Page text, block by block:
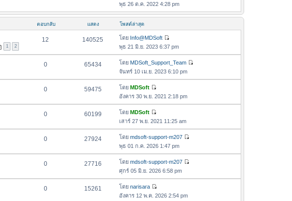
สุ
ว
า
ล่
สุ
ด
ข้
อ
ม
ล่
สุ
พุธ 26 ต.ค. 2022 4:28 pm
ตอบกลับ แสดง โพสต์ล่าสุด
1 2
12 140525 โดย Info@MDSoft
ดู
ข้
อ
ค
ว
ม
ล่
สุ
พุธ 21 มิ.ย. 2023 6:37 pm
0 65434 โดย MDSoft_Support_Team
ข้
ว
ล่
จันทร์ 10 เม.ย. 2023 6:10 pm
0 59475 โดย MDSoft
ดู
ข้
ค
ว
า
ม
ล่
า
สุ
อังคาร 30 พ.ย. 2021 2:18 pm
0 60199 โดย MDSoft
ดู
ข้
อ
ค
ว
า
ม
ล่
สุ
เสาร์ 27 พ.ย. 2021 11:25 am
0 27924 โดย mdsoft-support-m207
ข้
ว
พุธ 01 ก.ค. 2026 1:47 pm
0 27716 โดย mdsoft-support-m207
ข้
ศุกร์ 05 มิ.ย. 2026 6:58 pm
0 15261 โดย narisara
ดู
อังคาร 12 พ.ค. 2026 2:54 pm